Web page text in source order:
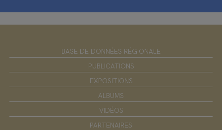
BASE DE DONNÉES RÉGIONALE
PUBLICATIONS
EXPOSITIONS
ALBUMS
VIDÉOS
PARTENAIRES